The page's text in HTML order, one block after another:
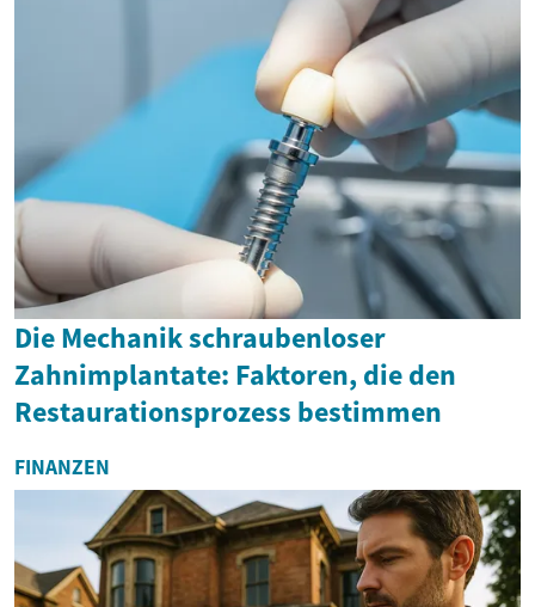
Die Mechanik schraubenloser
Zahnimplantate: Faktoren, die den
Restaurationsprozess bestimmen
FINANZEN